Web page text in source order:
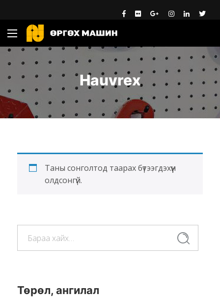
Hauvrex
Хайлт
Төрөл, ангилал
Таны сонголтод таарах бүтээгдэхүүн
олдсонгүй.